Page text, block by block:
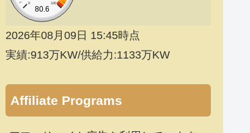
0 100
80.6
2026年08月09日 15:45時点
実績:913万KW/供給力:1133万KW
Affiliate Programs